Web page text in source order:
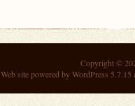
Copyright ©
Web site powered byWordPress 5.7.15